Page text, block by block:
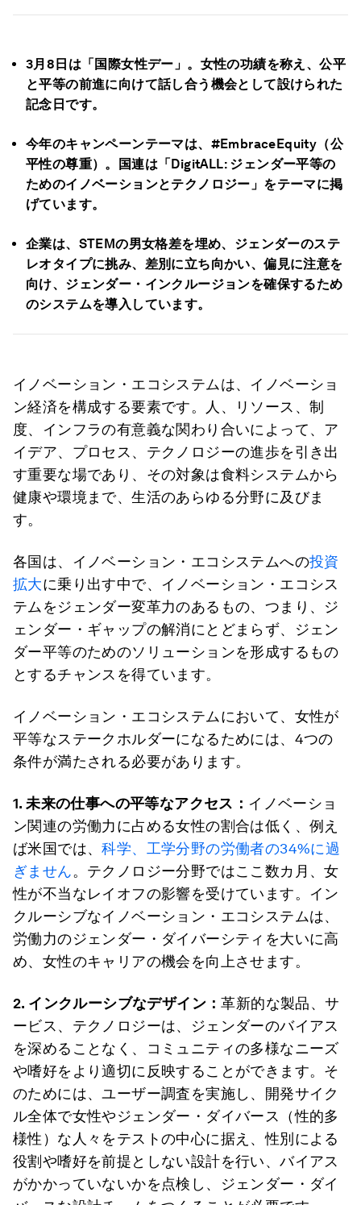
3月8日は「国際女性デー」。女性の功績を称え、公平
と平等の前進に向けて話し合う機会として設けられた
記念日です。
今年のキャンペーンテーマは、#EmbraceEquity（公
平性の尊重）。国連は「DigitALL: ジェンダー平等の
ためのイノベーションとテクノロジー」をテーマに掲
げています。
企業は、STEMの男女格差を埋め、ジェンダーのステ
レオタイプに挑み、差別に立ち向かい、偏見に注意を
向け、ジェンダー・インクルージョンを確保するため
のシステムを導入しています。
イノベーション・エコシステムは、イノベーショ
ン経済を構成する要素です。人、リソース、制
度、インフラの有意義な関わり合いによって、ア
イデア、プロセス、テクノロジーの進歩を引き出
す重要な場であり、その対象は食料システムから
健康や環境まで、生活のあらゆる分野に及びま
す。
各国は、イノベーション・エコシステムへの投資
拡大に乗り出す中で、イノベーション・エコシス
テムをジェンダー変革力のあるもの、つまり、ジ
ェンダー・ギャップの解消にとどまらず、ジェン
ダー平等のためのソリューションを形成するもの
とするチャンスを得ています。
イノベーション・エコシステムにおいて、女性が
平等なステークホルダーになるためには、4つの
条件が満たされる必要があります。
1. 未来の仕事への平等なアクセス： イノベーショ
ン関連の労働力に占める女性の割合は低く、例え
ば米国では、科学、工学分野の労働者の34%に過
ぎません。テクノロジー分野ではここ数カ月、女
性が不当なレイオフの影響を受けています。イン
クルーシブなイノベーション・エコシステムは、
労働力のジェンダー・ダイバーシティを大いに高
め、女性のキャリアの機会を向上させます。
2. インクルーシブなデザイン：革新的な製品、サ
ービス、テクノロジーは、ジェンダーのバイアス
を深めることなく、コミュニティの多様なニーズ
や嗜好をより適切に反映することができます。そ
のためには、ユーザー調査を実施し、開発サイク
ル全体で女性やジェンダー・ダイバース（性的多
様性）な人々をテストの中心に据え、性別による
役割や嗜好を前提としない設計を行い、バイアス
がかかっていないかを点検し、ジェンダー・ダイ